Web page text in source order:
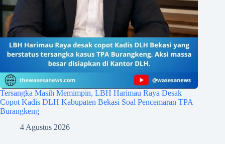
Tersangka Masih Memimpin, LBH Harimau Raya Desak
Copot Kadis DLH Kabupaten Bekasi Soal Pencemaran TPA
Burangkeng
4 Agustus 2026